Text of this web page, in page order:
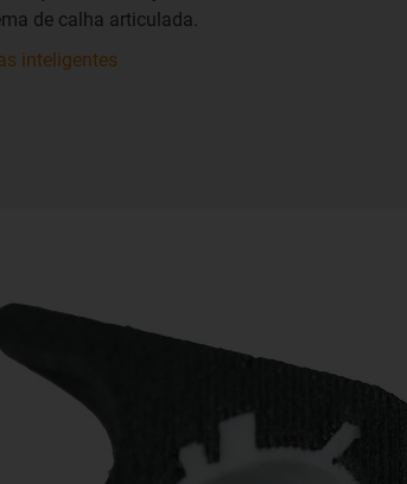
de calha articulada.
inteligentes